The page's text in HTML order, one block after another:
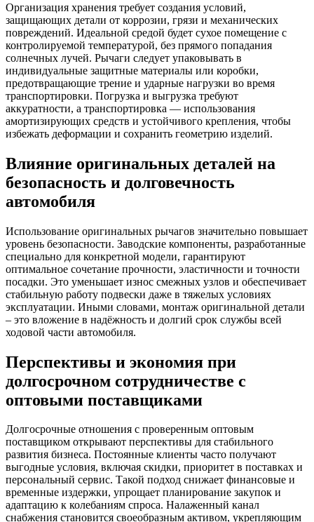
Организация хранения требует создания условий,
защищающих детали от коррозии, грязи и механических
повреждений. Идеальной средой будет сухое помещение с
контролируемой температурой, без прямого попадания
солнечных лучей. Рычаги следует упаковывать в
индивидуальные защитные материалы или коробки,
предотвращающие трение и ударные нагрузки во время
транспортировки. Погрузка и выгрузка требуют
аккуратности, а транспортировка — использования
амортизирующих средств и устойчивого крепления, чтобы
избежать деформации и сохранить геометрию изделий.
Влияние оригинальных деталей на
безопасность и долговечность
автомобиля
Использование оригинальных рычагов значительно повышает
уровень безопасности. Заводские компоненты, разработанные
специально для конкретной модели, гарантируют
оптимальное сочетание прочности, эластичности и точности
посадки. Это уменьшает износ смежных узлов и обеспечивает
стабильную работу подвески даже в тяжелых условиях
эксплуатации. Иными словами, монтаж оригинальной детали
– это вложение в надёжность и долгий срок службы всей
ходовой части автомобиля.
Перспективы и экономия при
долгосрочном сотрудничестве с
оптовыми поставщиками
Долгосрочные отношения с проверенным оптовым
поставщиком открывают перспективы для стабильного
развития бизнеса. Постоянные клиенты часто получают
выгодные условия, включая скидки, приоритет в поставках и
персональный сервис. Такой подход снижает финансовые и
временные издержки, упрощает планирование закупок и
адаптацию к колебаниям спроса. Налаженный канал
снабжения становится своеобразным активом, укрепляющим